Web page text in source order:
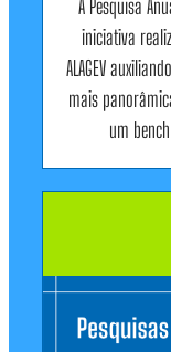
A Pesquisa
iniciativa
ALAGEV
mais
um